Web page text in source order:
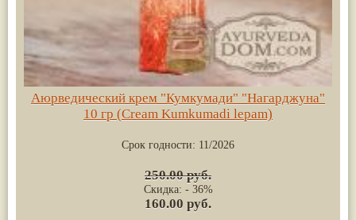
Аюрведический крем "Кумкумади" "Нагарджуна"
10 гр (Cream Kumkumadi lepam)
Срок годности: 11/2026
250.00 руб.
Скидка: - 36%
160.00 руб.